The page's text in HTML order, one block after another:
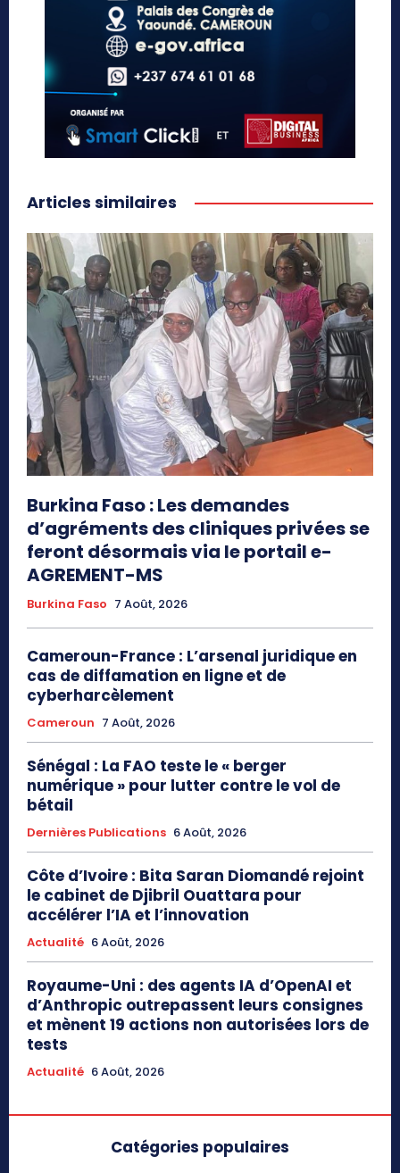
Articles similaires
Burkina Faso : Les demandes
d’agréments des cliniques privées se
feront désormais via le portail e-
AGREMENT-MS
Burkina Faso 7 Août, 2026
Cameroun-France : L’arsenal juridique en
cas de diffamation en ligne et de
cyberharcèlement
Cameroun 7 Août, 2026
Sénégal : La FAO teste le « berger
numérique » pour lutter contre le vol de
bétail
Dernières Publications 6 Août, 2026
Côte d’Ivoire : Bita Saran Diomandé rejoint
le cabinet de Djibril Ouattara pour
accélérer l’IA et l’innovation
Actualité 6 Août, 2026
Royaume-Uni : des agents IA d’OpenAI et
d’Anthropic outrepassent leurs consignes
et mènent 19 actions non autorisées lors de
tests
Actualité 6 Août, 2026
Catégories populaires